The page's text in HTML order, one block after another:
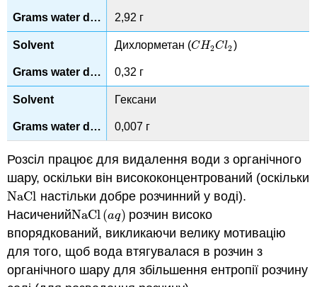
2,92 г
Дихлорметан (CH2Cl2
CH2Cl2)
0,32 г
Гексани
0,007 г
Розсіл працює для видалення води з органічного
шару, оскільки він висококонцентрований (оскільки
NaCl
NaCl настільки добре розчинний у воді).
НасиченийNaCl(aq)
NaCl(aq) розчин високо
впорядкований, викликаючи велику мотивацію
для того, щоб вода втягувалася в розчин з
органічного шару для збільшення ентропії розчину